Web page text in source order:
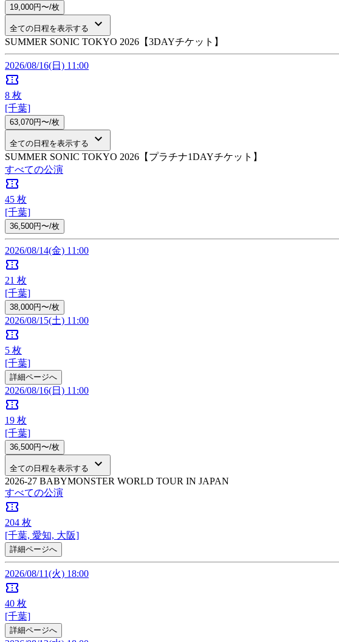
19,000円〜/枚
全ての日程を表示する keyboard_arrow_down
SUMMER SONIC TOKYO 2026【3DAYチケット】
2026/08/16(日) 11:00
confirmation_number
8 枚
[千葉]
63,070円〜/枚
全ての日程を表示する keyboard_arrow_down
SUMMER SONIC TOKYO 2026【プラチナ1DAYチケット】
すべての公演
confirmation_number
45 枚
[千葉]
36,500円〜/枚
2026/08/14(金) 11:00
confirmation_number
21 枚
[千葉]
38,000円〜/枚
2026/08/15(土) 11:00
confirmation_number
5 枚
[千葉]
詳細ページへ
2026/08/16(日) 11:00
confirmation_number
19 枚
[千葉]
36,500円〜/枚
全ての日程を表示する keyboard_arrow_down
2026-27 BABYMONSTER WORLD TOUR IN JAPAN
すべての公演
confirmation_number
204 枚
[千葉, 愛知, 大阪]
詳細ページへ
2026/08/11(火) 18:00
confirmation_number
40 枚
[千葉]
詳細ページへ